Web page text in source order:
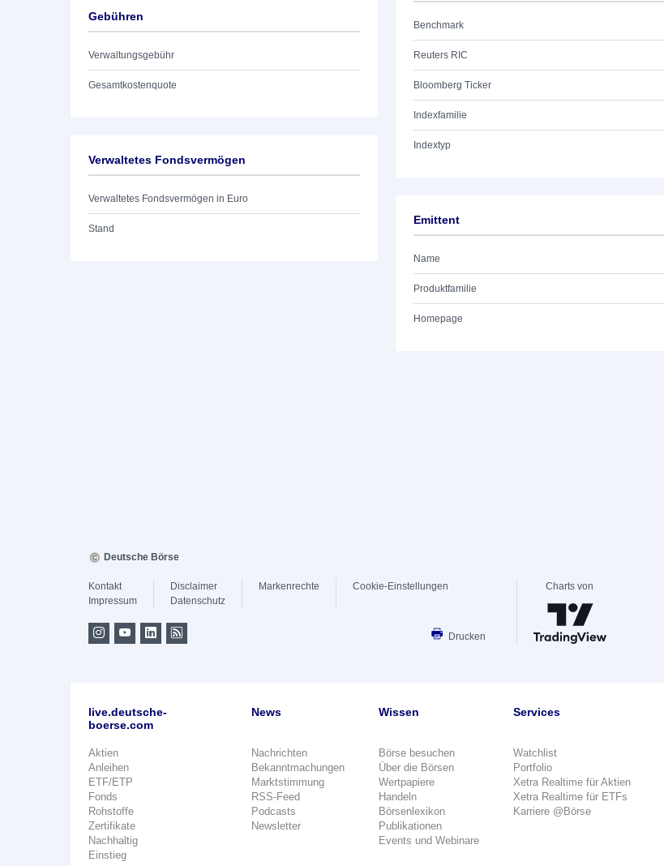
Gebühren
Verwaltungsgebühr
Gesamtkostenquote
Verwaltetes Fondsvermögen
Verwaltetes Fondsvermögen in Euro
Stand
Benchmark
Reuters RIC
Bloomberg Ticker
Indexfamilie
Indextyp
Emittent
Name
Produktfamilie
Homepage
Deutsche Börse
Kontakt
Impressum
Disclaimer
Datenschutz
Markenrechte Cookie-Einstellungen
Drucken
Charts von
live.deutsche-
boerse.com
Aktien
Anleihen
ETF/ETP
Fonds
Rohstoffe
Zertifikate
Nachhaltig
Einstieg
News
Nachrichten
Bekanntmachungen
Marktstimmung
RSS-Feed
Podcasts
Newsletter
Wissen
Börse besuchen
Über die Börsen
Wertpapiere
Handeln
Börsenlexikon
Publikationen
Events und Webinare
Services
Watchlist
Portfolio
Xetra Realtime für Aktien
Xetra Realtime für ETFs
Karriere @Börse